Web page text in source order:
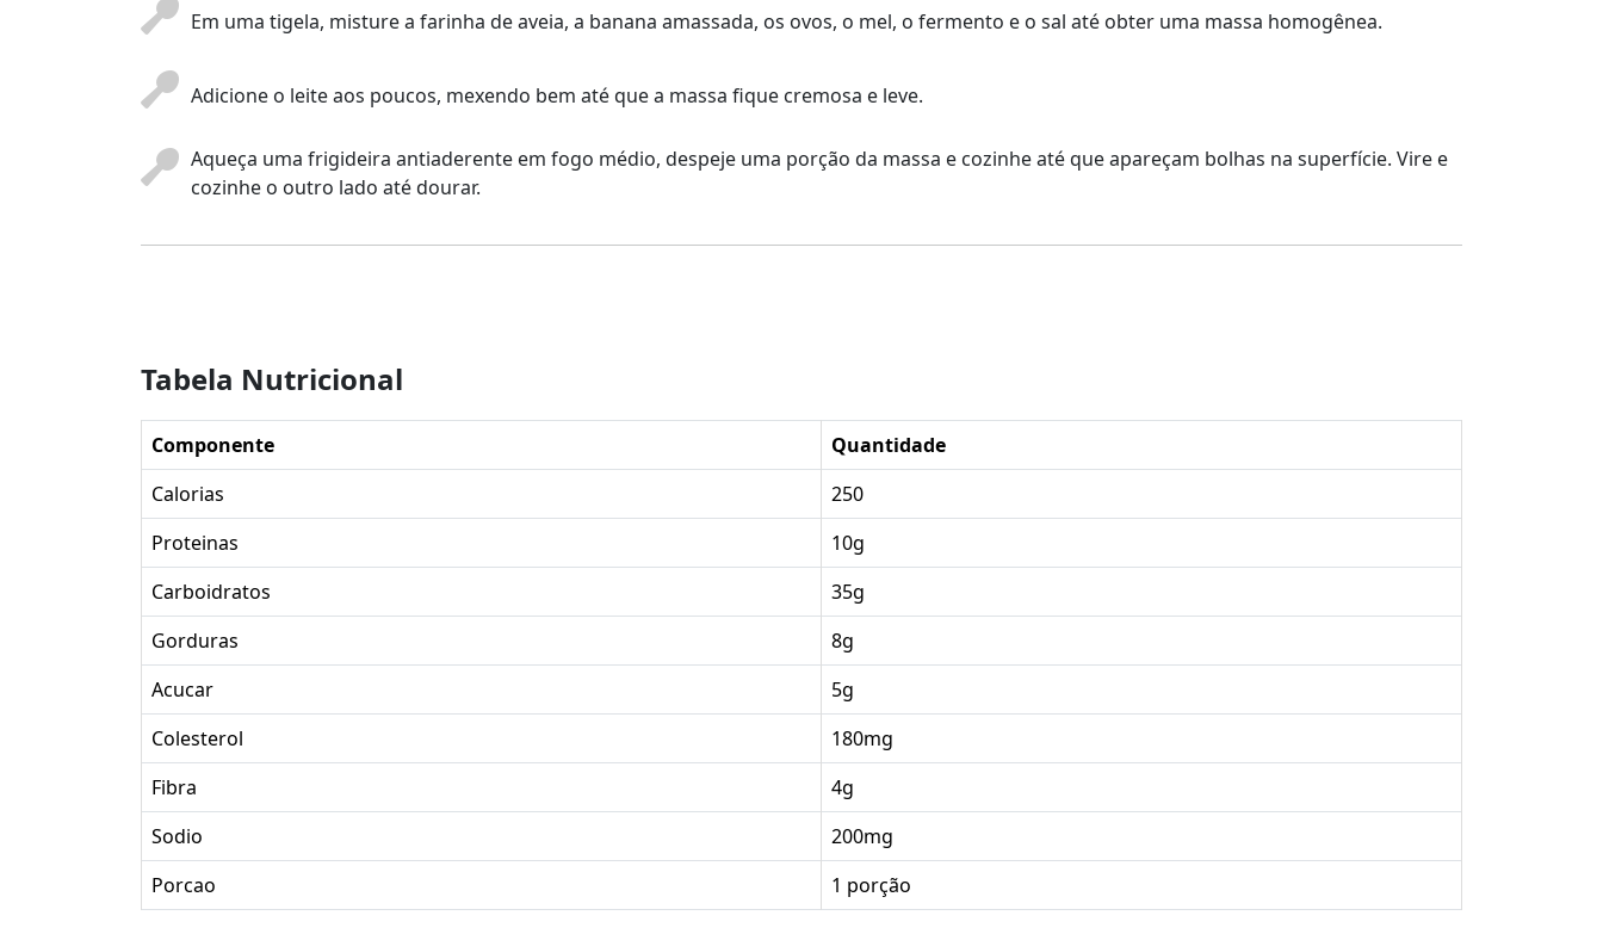
Em uma tigela, misture a farinha de aveia, a banana amassada, os ovos, o mel, o fermento e o sal até obter uma massa homogênea.
Adicione o leite aos poucos, mexendo bem até que a massa fique cremosa e leve.
Aqueça uma frigideira antiaderente em fogo médio, despeje uma porção da massa e cozinhe até que apareçam bolhas na superfície. Vire e
cozinhe o outro lado até dourar.
Tabela Nutricional
Componente
Quantidade
Calorias
250
Proteinas
10g
Carboidratos
35g
Gorduras
8g
Acucar
5g
Colesterol
180mg
Fibra
4g
Sodio
200mg
Porcao
1 porção